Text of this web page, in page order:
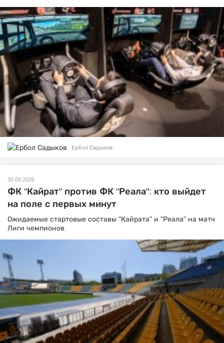
Ербол Садыков
30.09.2025
ФК "Кайрат" против ФК "Реала": кто выйдет
на поле с первых минут
Ожидаемые стартовые составы "Кайрата" и "Реала" на матч
Лиги чемпионов.